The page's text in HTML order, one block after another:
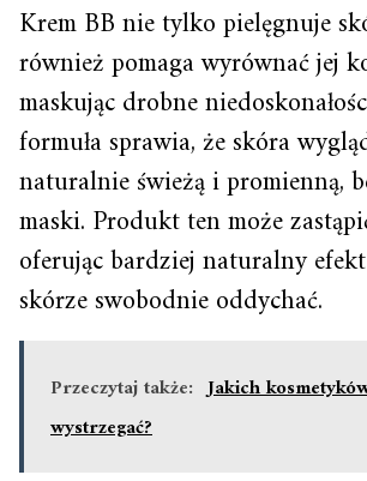
Krem BB nie tylko pielęgnuje
również pomaga wyrównać jej
maskując drobne
formuła sprawia, że skóra
naturalnie świeżą i promienną,
maski. Produkt ten może
oferując bardziej naturalny
skórze swobodnie oddychać.
Przeczytaj także: Jakich
wystrzegać?